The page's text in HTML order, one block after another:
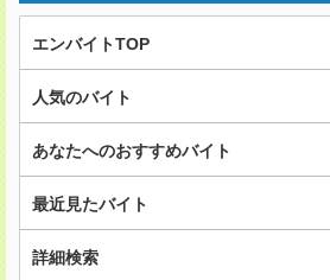
エンバイトTOP
人気のバイト
あなたへのおすすめバイト
最近見たバイト
詳細検索